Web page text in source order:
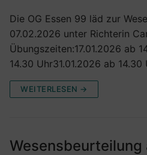
Die OG Essen 99 läd zur
07.02.2026 unter Richterin
Übungszeiten:17.01.2026 ab
14.30 Uhr31.01.2026 ab 14.30
WEITERLESEN →